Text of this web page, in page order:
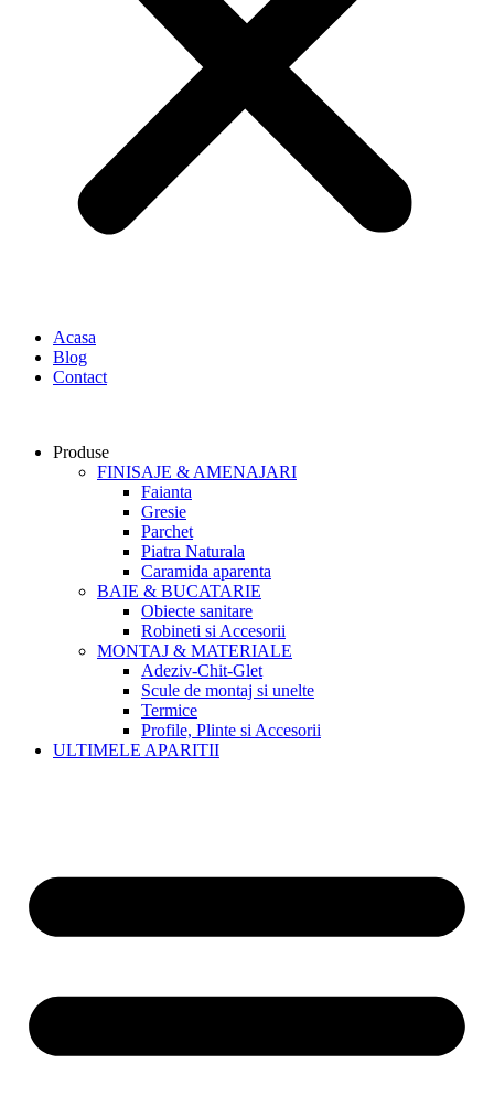
Acasa
Blog
Contact
Produse
FINISAJE & AMENAJARI
Faianta
Gresie
Parchet
Piatra Naturala
Caramida aparenta
BAIE & BUCATARIE
Obiecte sanitare
Robineti si Accesorii
MONTAJ & MATERIALE
Adeziv-Chit-Glet
Scule de montaj si unelte
Termice
Profile, Plinte si Accesorii
ULTIMELE APARITII